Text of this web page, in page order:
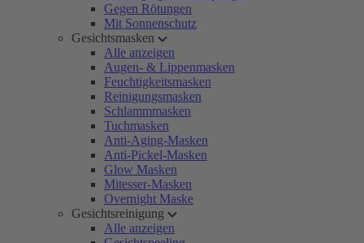
Gegen Rötungen
Mit Sonnenschutz
Gesichtsmasken
Alle anzeigen
Augen- & Lippenmasken
Feuchtigkeitsmasken
Reinigungsmasken
Schlammmasken
Tuchmasken
Anti-Aging-Masken
Anti-Pickel-Masken
Glow Masken
Mitesser-Masken
Overnight Maske
Gesichtsreinigung
Alle anzeigen